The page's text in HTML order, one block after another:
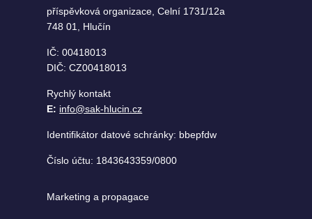
příspěvková organizace, Celní 1731/12a
748 01, Hlučín
IČ: 00418013
DIČ: CZ00418013
Rychlý kontakt
E: info@sak-hlucin.cz
Identifikátor datové schránky: bbepfdw
Číslo účtu: 1843643359/0800
Marketing a propagace